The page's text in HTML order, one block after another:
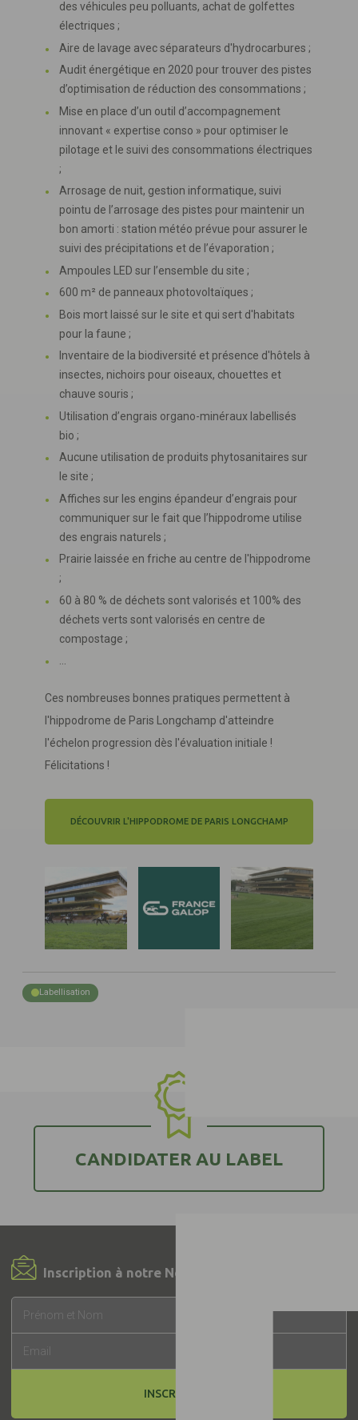
des véhicules peu polluants, achat de golfettes
électriques ;
Aire de lavage avec séparateurs d'hydrocarbures ;
Audit énergétique en 2020 pour trouver des pistes
d’optimisation de réduction des consommations ;
Mise en place d’un outil d’accompagnement
innovant « expertise conso » pour optimiser le
pilotage et le suivi des consommations électriques
;
Arrosage de nuit, gestion informatique, suivi
pointu de l’arrosage des pistes pour maintenir un
bon amorti : station météo prévue pour assurer le
suivi des précipitations et de l’évaporation ;
Ampoules LED sur l’ensemble du site ;
600 m² de panneaux photovoltaïques ;
Bois mort laissé sur le site et qui sert d'habitats
pour la faune ;
Inventaire de la biodiversité et présence d'hôtels à
insectes, nichoirs pour oiseaux, chouettes et
chauve souris ;
Utilisation d’engrais organo-minéraux labellisés
bio ;
Aucune utilisation de produits phytosanitaires sur
le site ;
Affiches sur les engins épandeur d’engrais pour
communiquer sur le fait que l’hippodrome utilise
des engrais naturels ;
Prairie laissée en friche au centre de l'hippodrome
;
60 à 80 % de déchets sont valorisés et 100% des
déchets verts sont valorisés en centre de
compostage ;
Ces nombreuses bonnes pratiques permettent à
l'hippodrome de Paris Longchamp d'atteindre
l'échelon progression dès l'évaluation initiale !
Félicitations !
DÉCOUVRIR L'HIPPODROME DE PARIS LONGCHAMP
Labellisation
CANDIDATER AU LABEL
Inscription à notre Newsletter !
INSCRIPTION